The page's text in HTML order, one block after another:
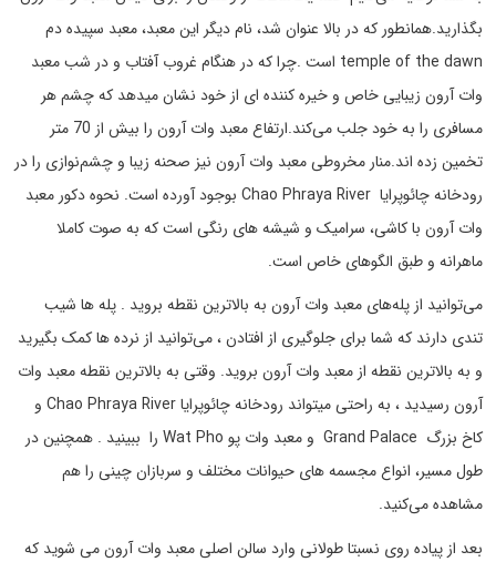
بگذارید.همانطور که در بالا عنوان شد، نام دیگر این معبد، معبد سپیده دم
temple of the dawn است .چرا که در هنگام غروب آفتاب و در شب معبد
وات آرون زیبایی خاص و خیره کننده ای از خود نشان میدهد که چشم هر
مسافری را به خود جلب می‌کند.ارتفاع معبد وات آرون را بیش از 70 متر
تخمین زده اند.منار مخروطی معبد وات آرون نیز صحنه زیبا و چشم‌نوازی را در
رودخانه چائوپرایا Chao Phraya River بوجود آورده است. نحوه دکور معبد
وات آرون با کاشی، سرامیک و شیشه های رنگی است که به صوت کاملا
ماهرانه و طبق الگوهای خاص است.
می‌توانید از پله‌های معبد وات آرون به بالاترین نقطه بروید . پله ها شیب
تندی دارند که شما برای جلوگیری از افتادن ، می‌توانید از نرده ها کمک بگیرید
و به بالاترین نقطه از معبد وات آرون بروید. وقتی به بالاترین نقطه معبد وات
آرون رسیدید ، به راحتی میتواند رودخانه چائوپرایا Chao Phraya River و
کاخ بزرگ Grand Palace و معبد وات پو Wat Pho را ببینید . همچنین در
طول مسیر، انواع مجسمه های حیوانات مختلف و سربازان چینی را هم
مشاهده می‌کنید.
بعد از پیاده روی نسبتا طولانی وارد سالن اصلی معبد وات آرون می شوید که